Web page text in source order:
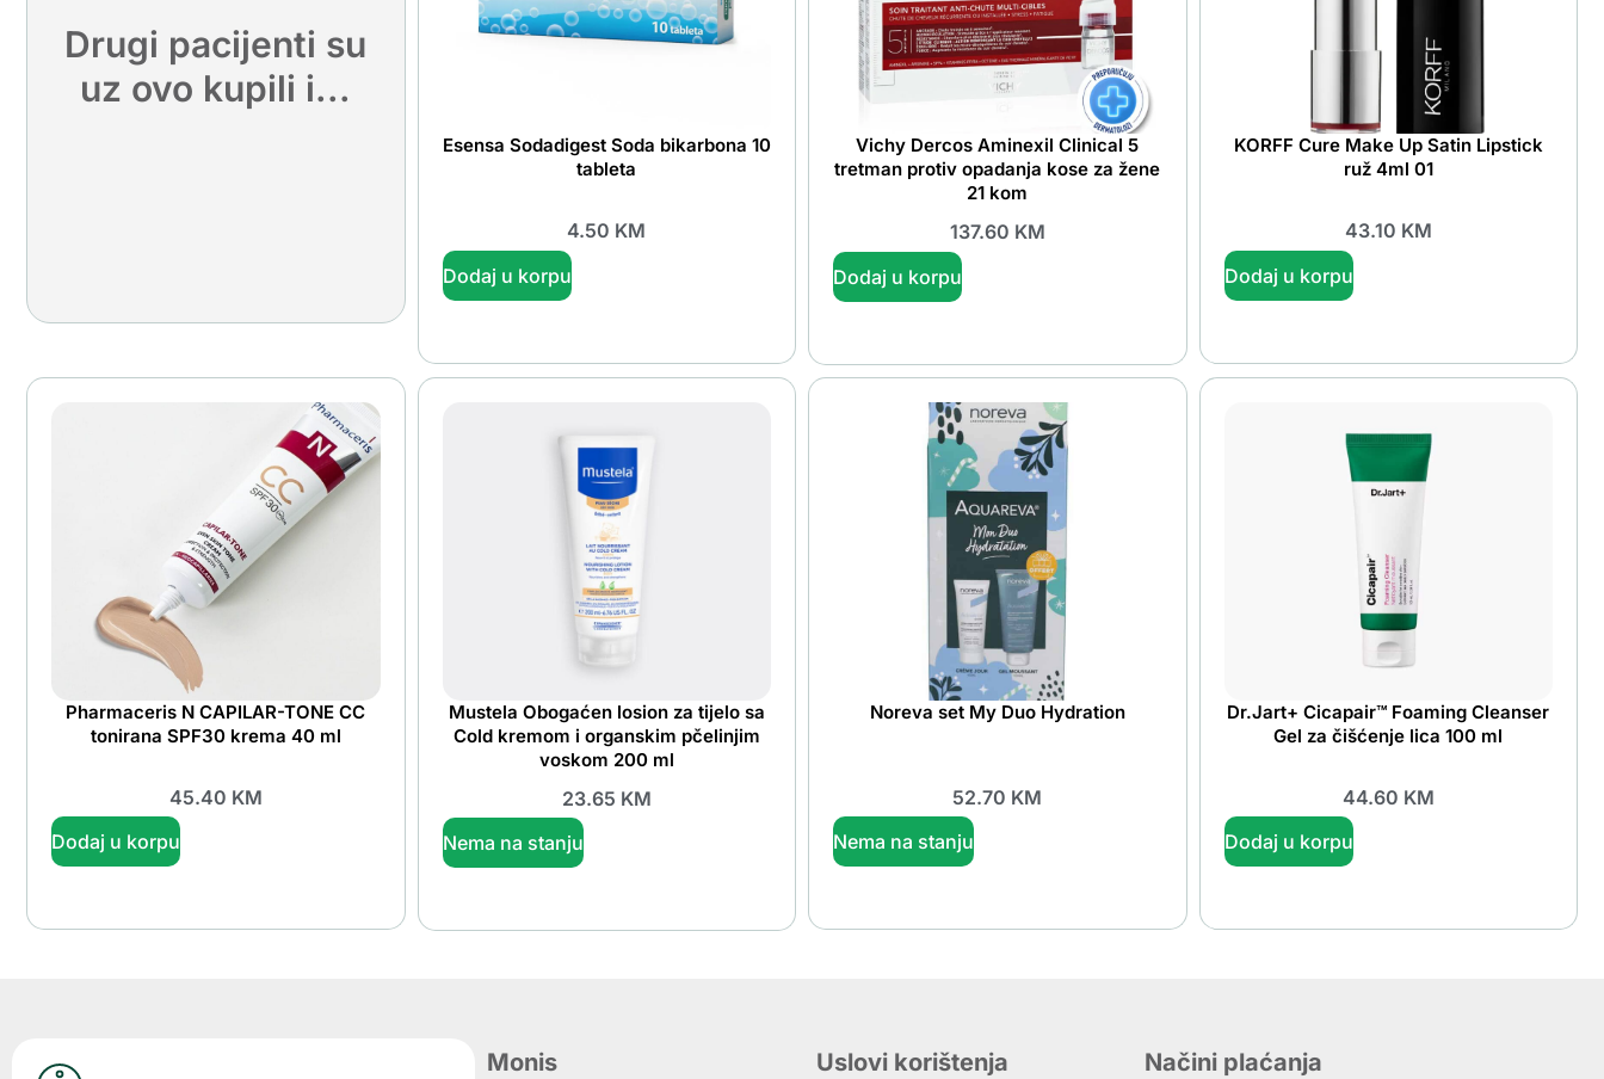
Drugi pacijenti su
uz ovo kupili i...
Esensa Sodadigest Soda bikarbona 10
tableta
4.50 KM
Dodaj u korpu
Vichy Dercos Aminexil Clinical 5
tretman protiv opadanja kose za žene
21 kom
137.60 KM
Dodaj u korpu
KORFF Cure Make Up Satin Lipstick
ruž 4ml 01
43.10 KM
Dodaj u korpu
Pharmaceris N CAPILAR-TONE CC
tonirana SPF30 krema 40 ml
45.40 KM
Dodaj u korpu
Mustela Obogaćen losion za tijelo sa
Cold kremom i organskim pčelinjim
voskom 200 ml
23.65 KM
Nema na stanju
Noreva set My Duo Hydration
52.70 KM
Nema na stanju
Dr.Jart+ Cicapair™ Foaming Cleanser
Gel za čišćenje lica 100 ml
44.60 KM
Dodaj u korpu
Monis Uslovi korištenja Načini plaćanja